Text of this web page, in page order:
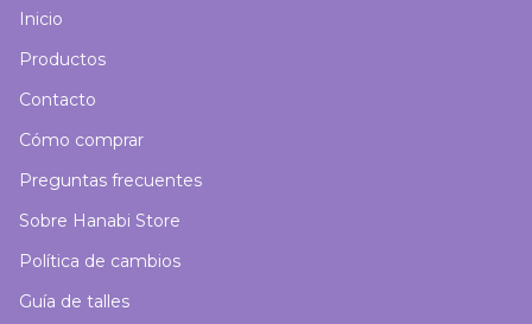
Inicio
Productos
Contacto
Cómo comprar
Preguntas frecuentes
Sobre Hanabi Store
Política de cambios
Guía de talles